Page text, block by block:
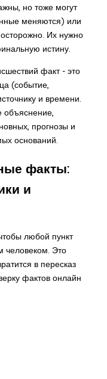
но тоже могут
меняются) или
Их нужно
истину.
факт - это
(событие,
и времени.
объяснение,
прогнозы и
оснований.
факты:
и
любой пункт
человеком. Это
в пересказ
фактов онлайн